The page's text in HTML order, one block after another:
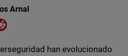
Arnal
on X
Share on Reddit
han evolucionado